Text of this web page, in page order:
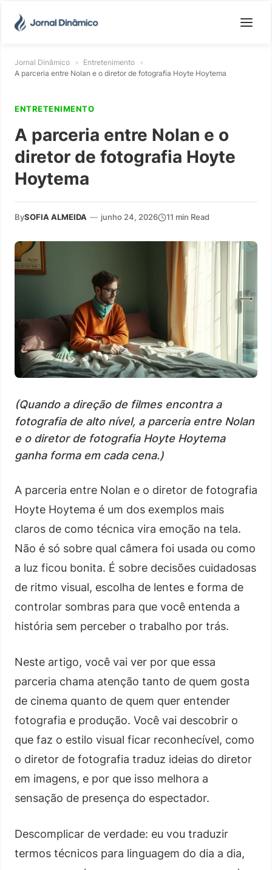
Jornal Dinâmico » Entretenimento »
A parceria entre Nolan e o diretor de fotografia Hoyte Hoytema
ENTRETENIMENTO
A parceria entre Nolan e o
diretor de fotografia Hoyte
Hoytema
BySOFIA ALMEIDA — junho 24, 2026 11 min Read
(Quando a direção de filmes encontra a
fotografia de alto nível, a parceria entre Nolan
e o diretor de fotografia Hoyte Hoytema
ganha forma em cada cena.)
A parceria entre Nolan e o diretor de fotografia
Hoyte Hoytema é um dos exemplos mais
claros de como técnica vira emoção na tela.
Não é só sobre qual câmera foi usada ou como
a luz ficou bonita. É sobre decisões cuidadosas
de ritmo visual, escolha de lentes e forma de
controlar sombras para que você entenda a
história sem perceber o trabalho por trás.
Neste artigo, você vai ver por que essa
parceria chama atenção tanto de quem gosta
de cinema quanto de quem quer entender
fotografia e produção. Você vai descobrir o
que faz o estilo visual ficar reconhecível, como
o diretor de fotografia traduz ideias do diretor
em imagens, e por que isso melhora a
sensação de presença do espectador.
Descomplicar de verdade: eu vou traduzir
termos técnicos para linguagem do dia a dia,